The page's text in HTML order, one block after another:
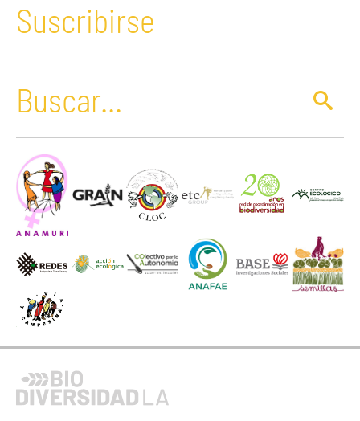
Suscribirse